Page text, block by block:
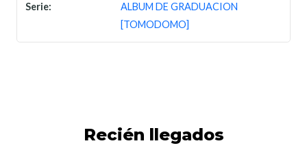
Serie:
ALBUM DE GRADUACION
[TOMODOMO]
Recién llegados